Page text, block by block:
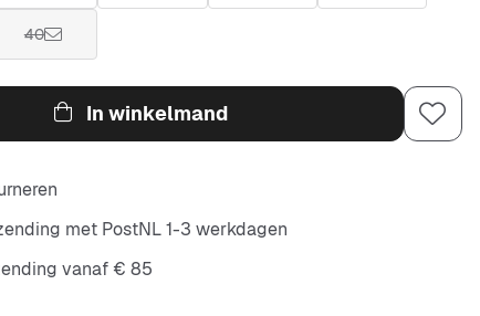
40
In winkelmand
met PostNL 1-3 werkdagen
vanaf € 85